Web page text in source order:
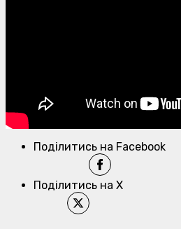
Поділитись на Facebook
Поділитись на X